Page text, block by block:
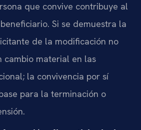
que convive contribuye al
Si se demuestra la
de la modificación no
cambio material en las
la convivencia por sí
para la terminación o